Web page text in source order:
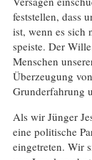
feststellen, dass
ist, wenn es sich
speiste. Der
Menschen
Überzeugung
Grunderfahrung
Als wir Jünger
eine politische
eingetreten. Wir